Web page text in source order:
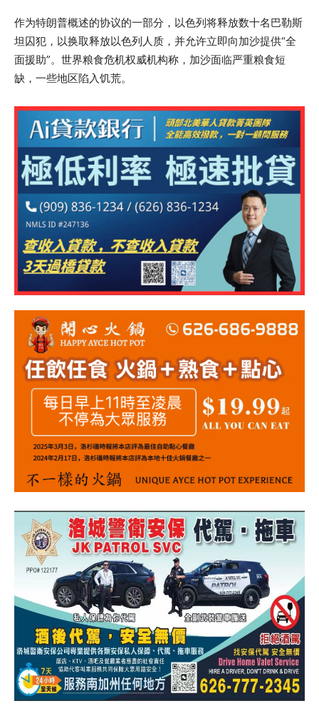
作为特朗普概述的协议的一部分，以色列将释放数十名巴勒斯
坦囚犯，以换取释放以色列人质，并允许立即向加沙提供“全
面援助”。世界粮食危机权威机构称，加沙面临严重粮食短
缺，一些地区陷入饥荒。